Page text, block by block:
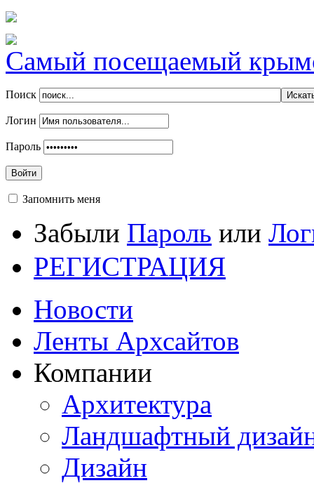
Самый посещаемый
Поиск
Логин
Пароль
Войти
Запомнить меня
Забыли Пароль или
РЕГИСТРАЦИЯ
Новости
Ленты Архсайтов
Компании
Архитектура
Ландшафтный
Дизайн